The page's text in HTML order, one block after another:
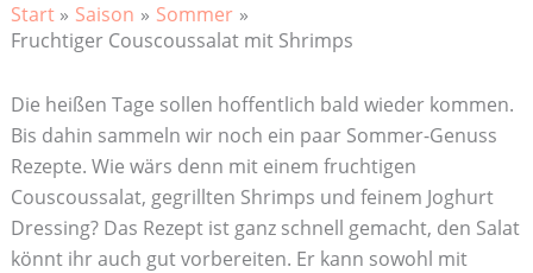
Start Saison
Sommer
Fruchtiger Couscoussalat mit Shrimps
Die heißen Tage sollen hoffentlich bald wieder kommen.
Bis dahin sammeln wir noch ein paar Sommer-Genuss
Rezepte. Wie wärs denn mit einem fruchtigen
Couscoussalat, gegrillten Shrimps und feinem Joghurt
Dressing? Das Rezept ist ganz schnell gemacht, den Salat
könnt ihr auch gut vorbereiten. Er kann sowohl mit